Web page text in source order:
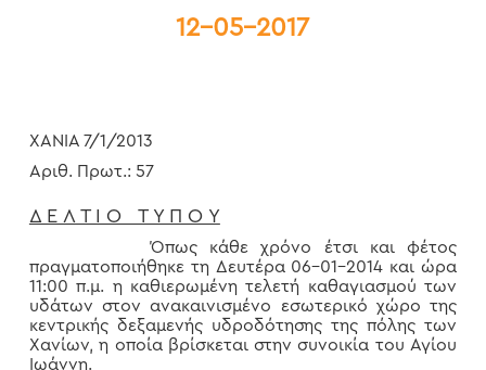
12-05-2017
ΧΑΝΙΑ 7/1/2013
Αριθ. Πρωτ.: 57
Δ Ε Λ Τ Ι Ο Τ Υ Π Ο Υ
Όπως κάθε χρόνο έτσι και φέτος
πραγματοποιήθηκε τη Δευτέρα 06-01-2014 και ώρα
11:00 π.μ. η καθιερωμένη τελετή καθαγιασμού των
υδάτων στον ανακαινισμένο εσωτερικό χώρο της
κεντρικής δεξαμενής υδροδότησης της πόλης των
Χανίων, η οποία βρίσκεται στην συνοικία του Αγίου
Ιωάννη.